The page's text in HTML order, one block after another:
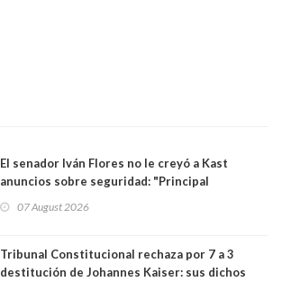
El senador Iván Flores no le creyó a Kast
anuncios sobre seguridad: "Principal
perseguir ruta del dinero y levantar secreto
07 August 2026
Tribunal Constitucional rechaza por 7 a 3
destitución de Johannes Kaiser: sus dichos